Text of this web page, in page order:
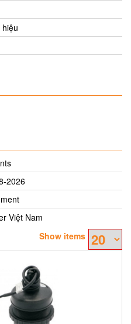
2026
Việt Nam
Show items